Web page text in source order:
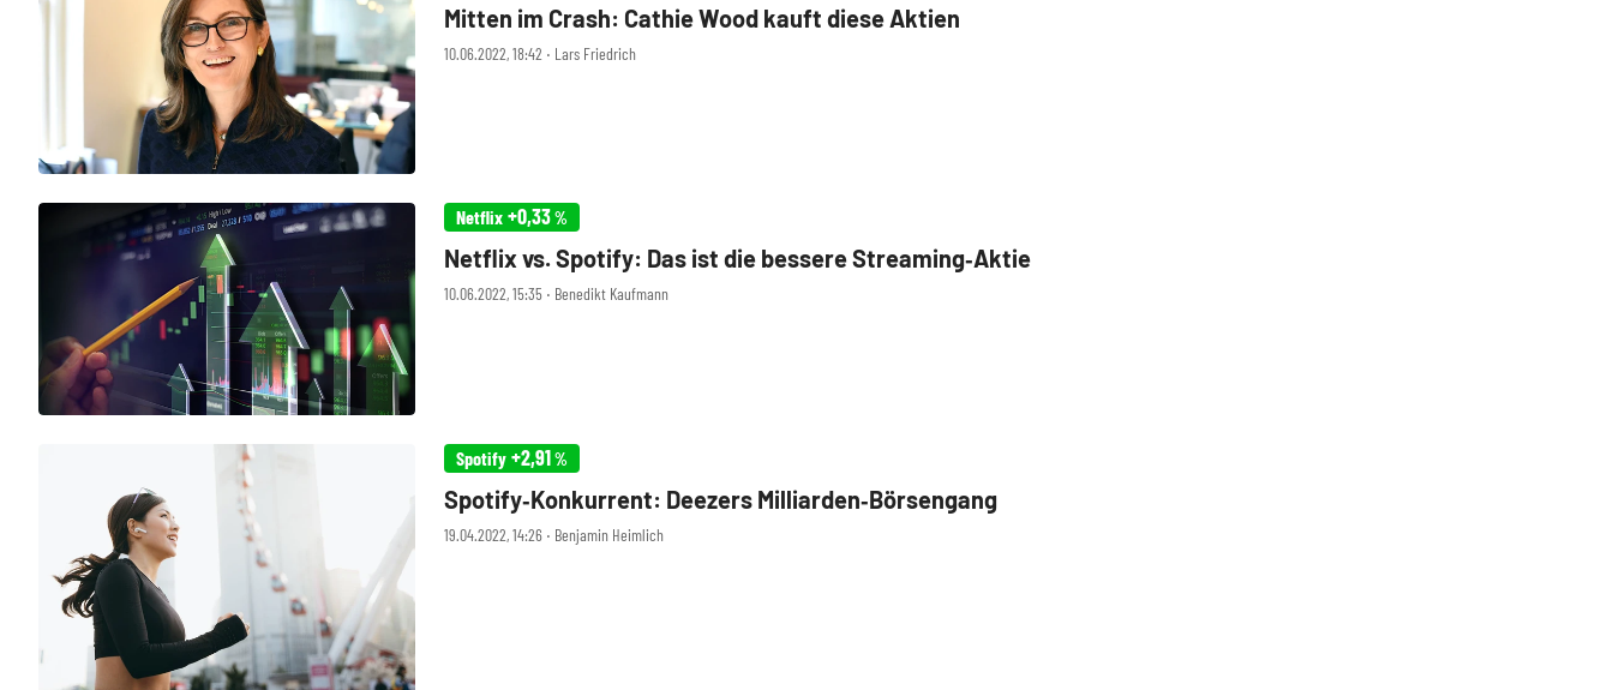
10.06.2022, 18:42 ‧ Lars Friedrich
Mitten im Crash: Cathie Wood kauft diese Aktien
Netflix +0,33%
10.06.2022, 15:35 ‧ Benedikt Kaufmann
Netflix vs. Spotify: Das ist die bessere Streaming‑Aktie
Spotify +2,91%
19.04.2022, 14:26 ‧ Benjamin Heimlich
Spotify‑Konkurrent: Deezers Milliarden‑Börsengang